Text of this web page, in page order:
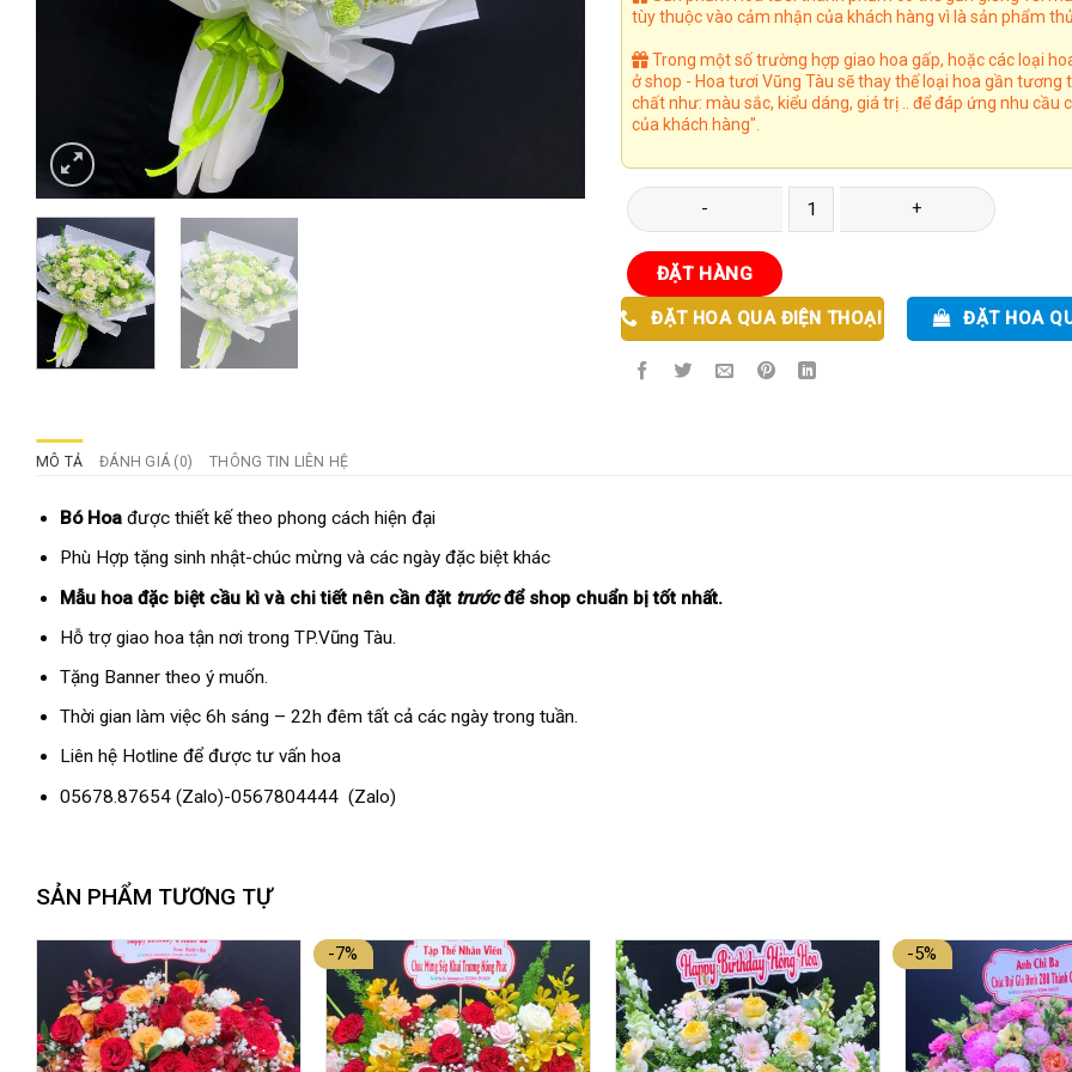
tùy thuộc vào cảm nhận của khách hàng vì là sản phẩm
Trong một số trường hợp giao hoa gấp, hoặc các loại
ở shop - Hoa tươi Vũng Tàu sẽ thay thế loại hoa gần tương
chất như: màu sắc, kiểu dáng, giá trị .. để đáp ứng nhu cầu
của khách hàng".
Bó Hoa 53 số lượng
ĐẶT HÀNG
ĐẶT HOA QUA ĐIỆN THOẠI ĐẶT HOA
MÔ TẢ ĐÁNH GIÁ (0) THÔNG TIN LIÊN HỆ
Bó Hoa được thiết kế theo phong cách hiện đại
Phù Hợp tặng sinh nhật-chúc mừng và các ngày đặc biệt khác
Mẫu hoa đặc biệt cầu kì và chi tiết nên cần đặt trướcđể shop chuẩn bị tốt nhất.
Hỗ trợ giao hoa tận nơi trong TP.Vũng Tàu.
Tặng Banner theo ý muốn.
Thời gian làm việc 6h sáng – 22h đêm tất cả các ngày trong tuần.
Liên hệ Hotline để được tư vấn hoa
05678.87654(Zalo)-0567804444(Zalo)
SẢN PHẨM TƯƠNG TỰ
-7% -5%